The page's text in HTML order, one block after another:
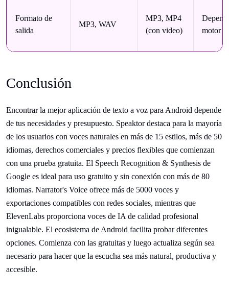
Formato de
salida
MP3, WAV
MP3, MP4
(con video)
motor
Conclusión
Encontrar la mejor aplicación de texto a voz para Android depende
de tus necesidades y presupuesto. Speaktor destaca para la mayoría
de los usuarios con voces naturales en más de 15 estilos, más de 50
idiomas, derechos comerciales y precios flexibles que comienzan
con una prueba gratuita. El Speech Recognition & Synthesis de
Google es ideal para uso gratuito y sin conexión con más de 80
idiomas. Narrator's Voice ofrece más de 5000 voces y
exportaciones compatibles con redes sociales, mientras que
ElevenLabs proporciona voces de IA de calidad profesional
inigualable. El ecosistema de Android facilita probar diferentes
opciones. Comienza con las gratuitas y luego actualiza según sea
necesario para hacer que la escucha sea más natural, productiva y
accesible.